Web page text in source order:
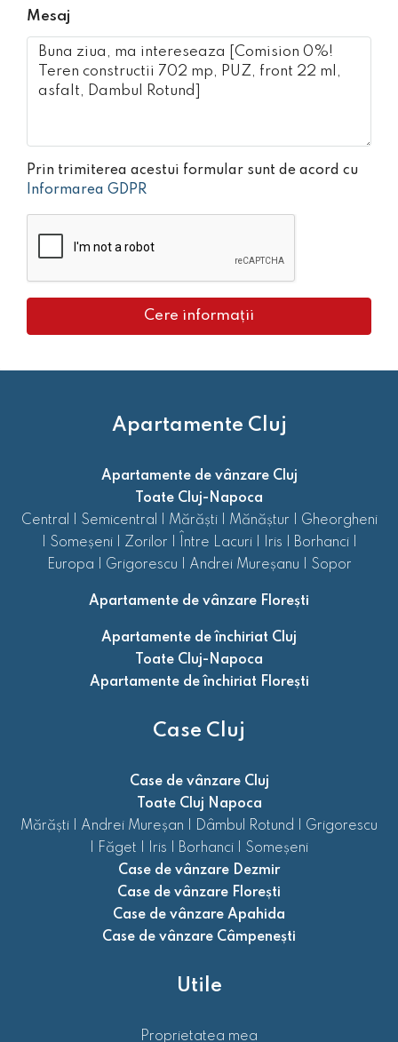
Mesaj
Prin trimiterea acestui formular sunt de acord cu
Informarea GDPR
Cere informații
Apartamente Cluj
Apartamente de vânzare Cluj
Toate Cluj-Napoca
Central
Semicentral Mărăști| Mănăștur
Gheorgheni
Someșeni| Zorilor Între Lacuri| Iris Borhanci|
Europa
Grigorescu Andrei Mureșanu Sopor
Apartamente de vânzare Florești
Apartamente de închiriat Cluj
Toate Cluj-Napoca
Apartamente de închiriat Florești
Case Cluj
Case de vânzare Cluj
Toate Cluj Napoca
Mărăști
Andrei Mureșan Dâmbul Rotund
Grigorescu
Făget Iris Borhanci
Someșeni
Case de vânzare Dezmir
Case de vânzare Florești
Case de vânzare Apahida
Case de vânzare Câmpenești
Utile
Proprietatea mea